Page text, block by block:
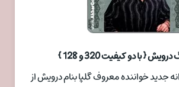
{ با دو کیفیت 320 و 128 }
جدید خواننده معروف گلپا بنام درویش از